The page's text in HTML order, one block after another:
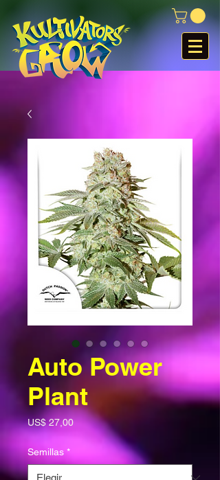
Auto Power
Plant
US$ 27,00Precio
Semillas *